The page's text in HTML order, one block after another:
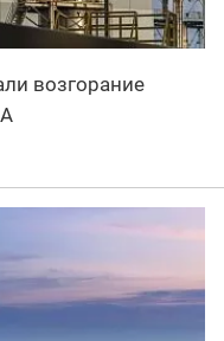
возгорание